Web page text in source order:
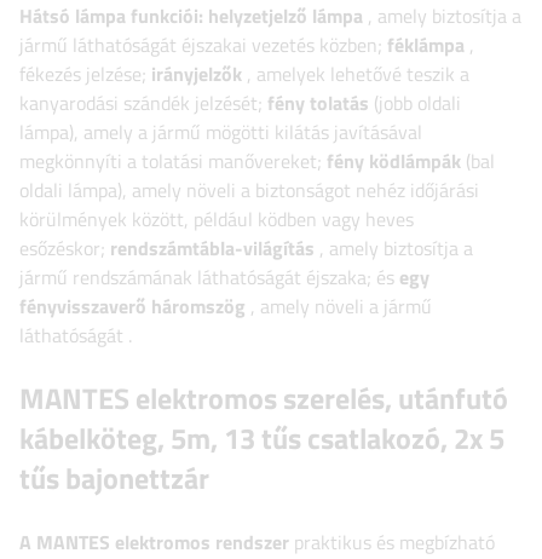
Hátsó lámpa funkciói: helyzetjelző lámpa , amely biztosítja a
jármű láthatóságát éjszakai vezetés közben; féklámpa ,
fékezés jelzése; irányjelzők , amelyek lehetővé teszik a
kanyarodási szándék jelzését; fénytolatás (jobb oldali
lámpa), amely a jármű mögötti kilátás javításával
megkönnyíti a tolatási manővereket; fény ködlámpák (bal
oldali lámpa), amely növeli a biztonságot nehéz időjárási
körülmények között, például ködben vagy heves
esőzéskor; rendszámtábla-világítás , amely biztosítja a
jármű rendszámának láthatóságát éjszaka; és egy
fényvisszaverő háromszög , amely növeli a jármű
láthatóságát .
MANTES elektromos szerelés, utánfutó
kábelköteg, 5m, 13 tűs csatlakozó, 2x 5
tűs bajonettzár
A MANTES elektromos rendszer praktikus és megbízható